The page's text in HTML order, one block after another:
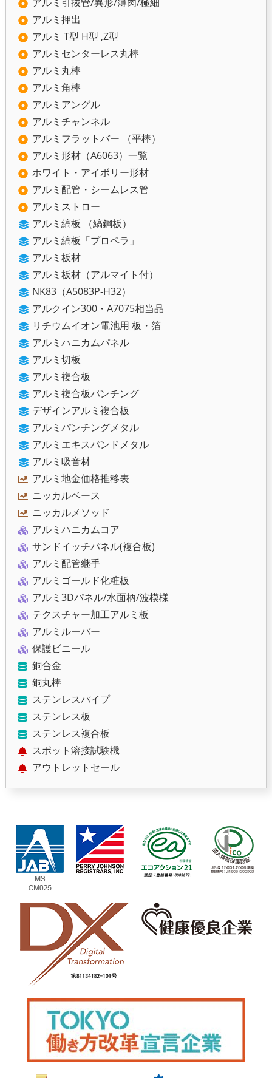
アルミ押出
アルミ T型 H型 ,Z型
アルミセンターレス丸棒
アルミ丸棒
アルミ角棒
アルミアングル
アルミチャンネル
アルミフラットバー （平棒）
アルミ形材（A6063）一覧
ホワイト・アイボリー形材
アルミ配管・シームレス管
アルミストロー
アルミ縞板 （縞鋼板）
アルミ縞板「プロペラ」
アルミ板材
アルミ板材（アルマイト付）
NK83（A5083P-H32）
アルクイン300・A7075相当品
リチウムイオン電池用 板・箔
アルミハニカムパネル
アルミ切板
アルミ複合板
アルミ複合板パンチング
デザインアルミ複合板
アルミパンチングメタル
アルミエキスパンドメタル
アルミ吸音材
アルミ地金価格推移表
ニッカルベース
ニッカルメソッド
アルミハニカムコア
サンドイッチパネル(複合板)
アルミ配管継手
アルミゴールド化粧板
アルミ3Dパネル/水面柄/波模様
テクスチャー加工アルミ板
アルミルーバー
保護ビニール
銅合金
銅丸棒
ステンレスパイプ
ステンレス板
ステンレス複合板
スポット溶接試験機
アウトレットセール